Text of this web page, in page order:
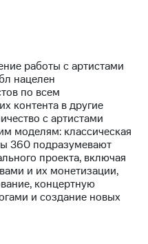
работы с артистами
нацелен
по всем
контента в другие
с артистами
моделям: классическая
360 подразумевают
проекта, включая
и их монетизации,
концертную
и создание новых